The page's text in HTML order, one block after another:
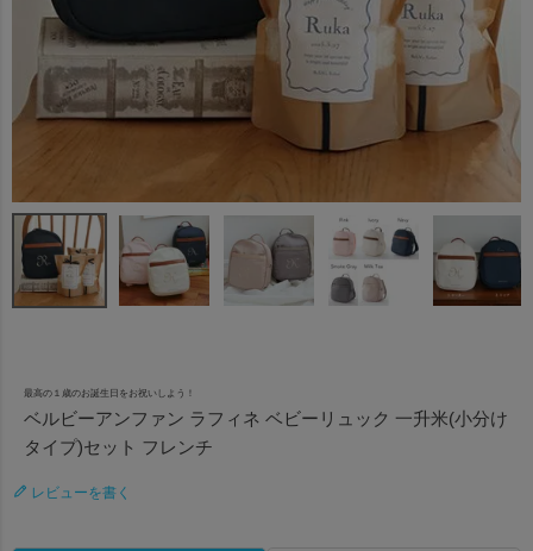
最高の１歳のお誕生日をお祝いしよう！
ベルビーアンファン ラフィネ ベビーリュック 一升米(小分け
タイプ)セット フレンチ
レビューを書く